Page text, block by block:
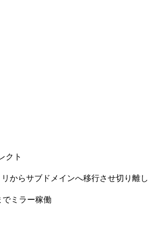
クト
からサブドメインへ移行させ切り離し
でミラー稼働